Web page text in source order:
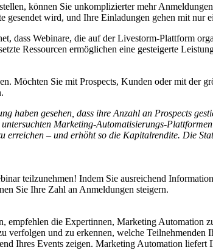
können Sie unkomplizierter mehr
gesendet wird, und Ihre Einladungen gehen mit nur
dass Webinare, die auf der Livestorm-Plattform
Ressourcen ermöglichen eine gesteigerte
Möchten Sie mit Prospects, Kunden oder mit der
haben gesehen, dass ihre Anzahl an Prospects
Marketing-Automatisierungs-
– und erhöht so die Kapitalrendite. Die
teilzunehmen! Indem Sie ausreichend
Sie Ihre Zahl an Anmeldungen steigern.
empfehlen die Expertinnen, Marketing Automation
verfolgen und zu erkennen, welche
Ihres Events zeigen. Marketing Automation